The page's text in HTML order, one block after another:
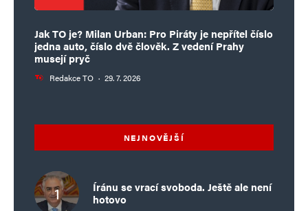
Jak TO je? Milan Urban: Pro Piráty je nepřítel číslo
jedna auto, číslo dvě člověk. Z vedení Prahy
musejí pryč
Redakce TO · 29. 7. 2026
NEJNOVĚJŠÍ
Íránu se vrací svoboda. Ještě ale není
hotovo